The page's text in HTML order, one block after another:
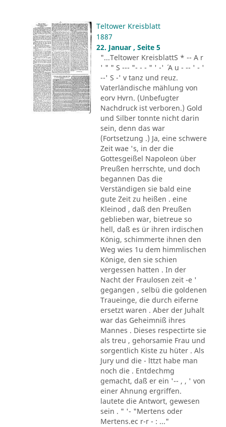
Teltower Kreisblatt
1887
22. Januar , Seite 5
"...Teltower KreisblattS * -- A r
' " " S --- "- - - " ' -' ´ A u - -- ' - '
--' S -' v tanz und reuz.
Vaterländische mählung von
eorv Hvrn. (Unbefugter
Nachdruck ist verboren.) Gold
und Silber tonnte nicht darin
sein, denn das war
(Fortsetzung .) Ja, eine schwere
Zeit wae 's, in der die
Gottesgeißel Napoleon über
Preußen herrschte, und doch
begannen Das die
Verständigen sie bald eine
gute Zeit zu heißen . eine
Kleinod , daß den Preußen
geblieben war, bietreue so
hell, daß es ür ihren irdischen
König, schimmerte ihnen den
Weg wies 1u dem himmlischen
Könige, den sie schien
vergessen hatten . In der
Nacht der Fraulosen zeit -e '
gegangen , selbü die goldenen
Traueinge, die durch eiferne
ersetzt waren . Aber der Juhalt
war das Geheimniß ihres
Mannes . Dieses respectirte sie
als treu , gehorsamie Frau und
sorgentlich Kiste zu hüter . Als
Jury und die - lttzt habe man
noch die . Entdechmg
gemacht, daß er ein '-- , , ' von
einer Ahnung ergriffen.
lautete die Antwort, gewesen
sein . " '- "Mertens oder
Mertens.ec r-r - : ..."